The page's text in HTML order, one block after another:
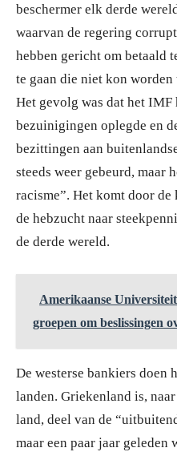
beschermer elk derde
waarvan de regering
hebben gericht om betaald
te gaan die niet kon
Het gevolg was dat het
bezuinigingen oplegde en
bezittingen aan
steeds weer gebeurd, maar
racisme”. Het komt door
de hebzucht naar
de derde wereld.
Amerikaanse
groepen om beslissingen
De westerse bankiers doen
landen. Griekenland is,
land, deel van de
maar een paar jaar